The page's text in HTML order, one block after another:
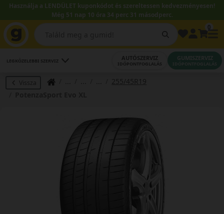
Használja a LENDÜLET kuponkódot és szereltessen kedvezményesen!
Még 51 nap 10 óra 34 perc 30 másodperc.
LEGKÖZELEBBI SZERVIZ AUTÓSZERVIZ
IDŐPONTFOGLALÁS
GUMISZERVIZ
IDŐPONTFOGLALÁS
Vissza
255/45R19